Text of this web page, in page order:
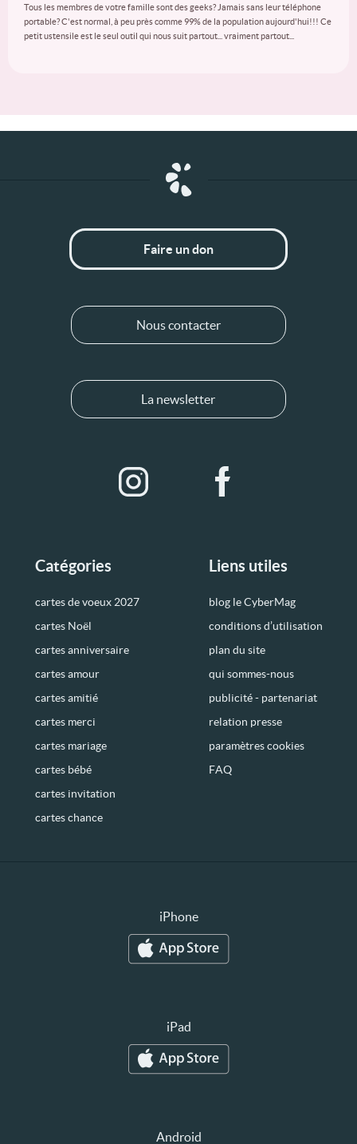
Tous les membres de votre famille sont des geeks? Jamais sans leur téléphone
portable? C'est normal, à peu près comme 99% de la population aujourd'hui!!! Ce
petit ustensile est le seul outil qui nous suit partout... vraiment partout...
Catégories
cartes de voeux 2027
cartes Noël
cartes anniversaire
cartes amour
cartes amitié
cartes merci
cartes mariage
cartes bébé
cartes invitation
cartes chance
Liens utiles
blog le CyberMag
conditions d’utilisation
plan du site
qui sommes-nous
publicité - partenariat
relation presse
paramètres cookies
FAQ
Faire un don
Nous contacter
La newsletter
iPhone
iPad
Android